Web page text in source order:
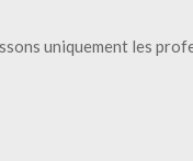
uniquement les